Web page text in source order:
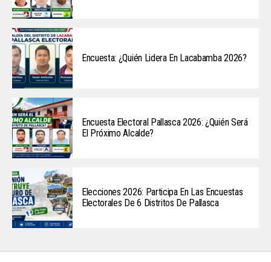
Encuesta: ¿Quién Lidera En Lacabamba 2026?
Encuesta Electoral Pallasca 2026: ¿Quién Será
El Próximo Alcalde?
Elecciones 2026: Participa En Las Encuestas
Electorales De 6 Distritos De Pallasca